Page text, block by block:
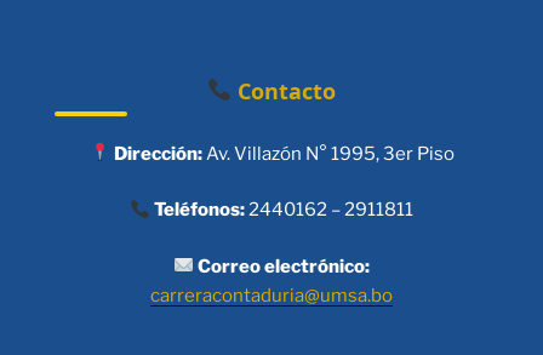
Contacto
Dirección:Av. Villazón N° 1995, 3er Piso
Teléfonos:2440162 – 2911811
Correo electrónico:
carreracontaduria@umsa.bo